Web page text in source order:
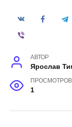
АВТОР
Ярослав
ПРОСМОТРОВ
1